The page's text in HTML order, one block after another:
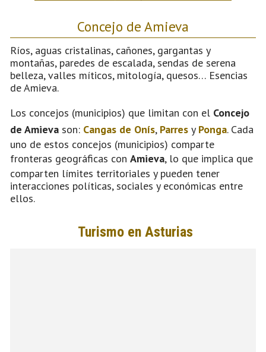
Concejo de Amieva
Ríos, aguas cristalinas, cañones, gargantas y
montañas, paredes de escalada, sendas de serena
belleza, valles míticos, mitología, quesos… Esencias
de Amieva.
Los concejos (municipios) que limitan con el Concejo
de Amieva son: Cangas de Onís, Parres y Ponga. Cada
uno de estos concejos (municipios) comparte
fronteras geográficas con Amieva, lo que implica que
comparten límites territoriales y pueden tener
interacciones políticas, sociales y económicas entre
ellos.